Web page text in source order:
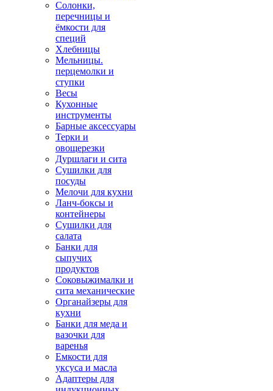
Солонки,
перечницы и
ёмкости для
специй
Хлебницы
Мельницы.
перцемолки и
ступки
Весы
Кухонные
инструменты
Барные аксессуары
Терки и
овощерезки
Дуршлаги и сита
Сушилки для
посуды
Мелочи для кухни
Ланч-боксы и
контейнеры
Сушилки для
салата
Банки для
сыпучих
продуктов
Соковыжималки и
сита механические
Органайзеры для
кухни
Банки для меда и
вазочки для
варенья
Емкости для
уксуса и масла
Адаптеры для